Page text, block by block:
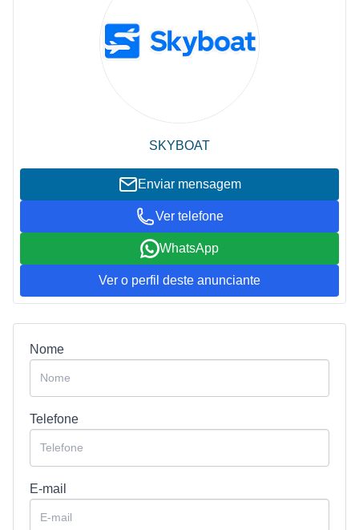
SKYBOAT
Enviar mensagem
Ver telefone
WhatsApp
Ver o perfil deste anunciante
Nome
Telefone
E-mail